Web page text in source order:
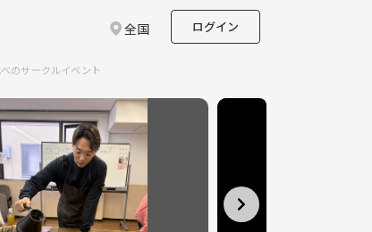
全国 ログイン
のサークルイベント